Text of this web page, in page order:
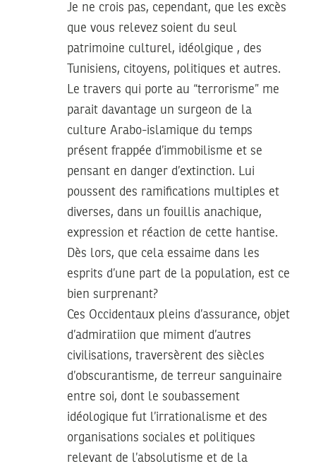
Je ne crois pas, cependant, que les excès
que vous relevez soient du seul
patrimoine culturel, idéolgique , des
Tunisiens, citoyens, politiques et autres.
Le travers qui porte au “terrorisme” me
parait davantage un surgeon de la
culture Arabo-islamique du temps
présent frappée d’immobilisme et se
pensant en danger d’extinction. Lui
poussent des ramifications multiples et
diverses, dans un fouillis anachique,
expression et réaction de cette hantise.
Dès lors, que cela essaime dans les
esprits d’une part de la population, est ce
bien surprenant?
Ces Occidentaux pleins d’assurance, objet
d’admiratiion que miment d’autres
civilisations, traversèrent des siècles
d’obscurantisme, de terreur sanguinaire
entre soi, dont le soubassement
idéologique fut l’irrationalisme et des
organisations sociales et politiques
relevant de l’absolutisme et de la